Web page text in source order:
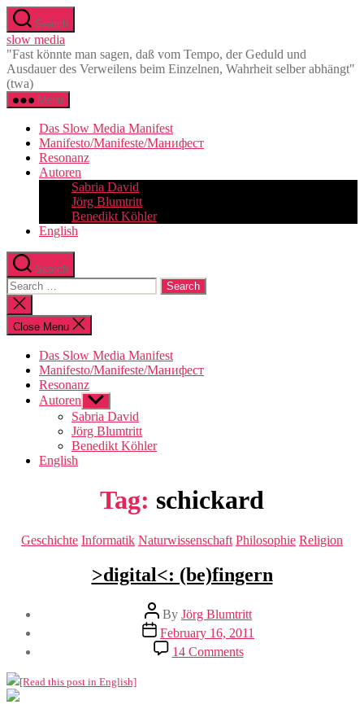
Skip
to
the
content
Search
slow media
"Fast könnte man sagen, daß vom Tempo, der Geduld und
Ausdauer des Verweilens beim Einzelnen, Wahrheit selber abhängt"
(twa)
Menu
Das Slow Media Manifest
Manifesto/Manifeste/Манифест
Resonanz
Autoren
Sabria David
Jörg Blumtritt
Benedikt Köhler
English
Search
Search
for:
Close
search
Close Menu
Das Slow Media Manifest
Manifesto/Manifeste/Манифест
Resonanz
Autoren Show
sub
menu
Sabria David
Jörg Blumtritt
Benedikt Köhler
English
Tag: schickard
Categories
Geschichte Informatik Naturwissenschaft Philosophie Religion
>digital<: (be)fingern
Post
author
By Jörg Blumtritt
Post
date
February 16, 2011
14 Commentson
>digital<:
[Read this post in English]